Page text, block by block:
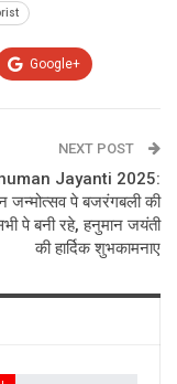
Google+
NEXT POST
Jayanti 2025:
जन्मोत्सव पे बजरंगबली की
पे बनी रहे, हनुमान जयंती
की हार्दिक शुभकामनाए